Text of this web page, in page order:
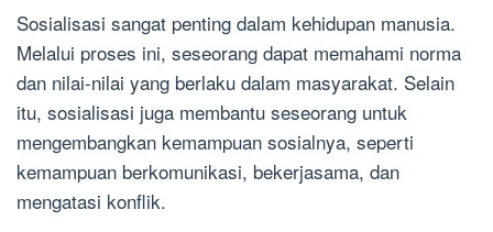
Sosialisasi sangat penting dalam kehidupan manusia.
Melalui proses ini, seseorang dapat memahami norma
dan nilai-nilai yang berlaku dalam masyarakat. Selain
itu, sosialisasi juga membantu seseorang untuk
mengembangkan kemampuan sosialnya, seperti
kemampuan berkomunikasi, bekerjasama, dan
mengatasi konflik.